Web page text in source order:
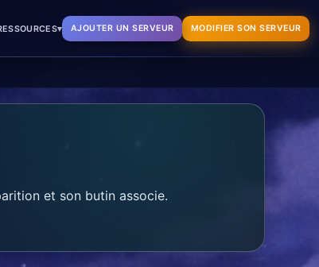
▾ AJOUTER UN SERVEUR MODIFIER SON SERVEUR
et son butin associe.